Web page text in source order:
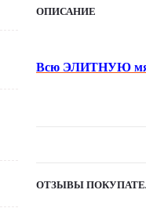
ОПИСАНИЕ
Всю ЭЛИТНУЮ
ОТЗЫВЫ